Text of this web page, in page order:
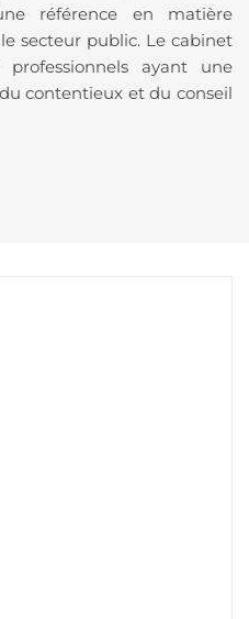
référence en matière
secteur public. Le cabinet
ayant une
contentieux et du conseil